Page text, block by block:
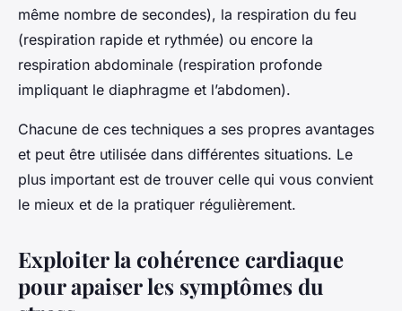
même nombre de secondes), la respiration du feu
(respiration rapide et rythmée) ou encore la
respiration abdominale (respiration profonde
impliquant le diaphragme et l’abdomen).
Chacune de ces techniques a ses propres avantages
et peut être utilisée dans différentes situations. Le
plus important est de trouver celle qui vous convient
le mieux et de la pratiquer régulièrement.
Exploiter la cohérence cardiaque
pour apaiser les symptômes du